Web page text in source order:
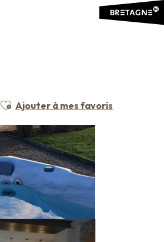
Ajouter aux favoris
Ajouter à mes favoris